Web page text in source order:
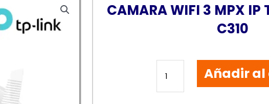
CAMARA WIFI 3 MPX IP
C310
CAMARA
WIFI
Añadir